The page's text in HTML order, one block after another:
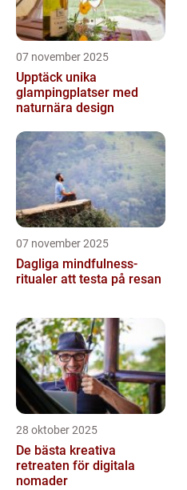
07 november 2025
Upptäck unika
glampingplatser med
naturnära design
07 november 2025
Dagliga mindfulness-
ritualer att testa på resan
28 oktober 2025
De bästa kreativa
retreaten för digitala
nomader